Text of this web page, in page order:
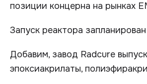
позиции концерна на рынках
Запуск реактора
Добавим, завод Radcure
эпоксиакрилаты,